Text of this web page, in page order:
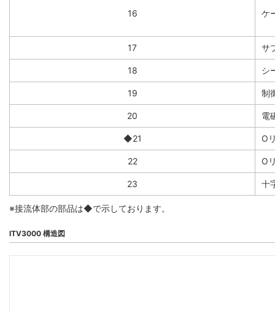
16 ケ
17 サ
18 シ
19 制
20 電
◆21 O
22 O
23 十
※接流体部の部品は◆で示しております。
ITV3000 構造図